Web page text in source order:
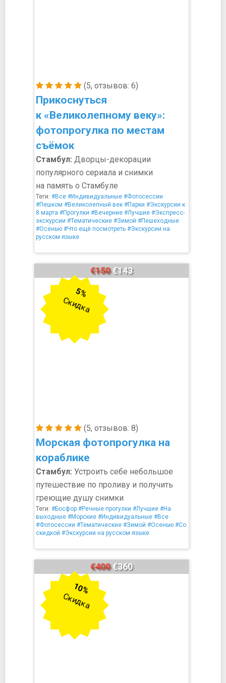
(5, отзывов: 6)
Прикоснуться
к «Великолепному веку»:
фотопрогулка по местам
съёмок
Стамбул: Дворцы-декорации
популярного сериала и снимки
на память о Стамбуле
Теги: #Все #Индивидуальные #Фотосессии
#Пешком #Великолепный век #Парки #Экскурсии к
8 марта #Прогулки #Вечерние #Лучшие #Экспресс-
экскурсии #Тематические #Зимой #Пешеходные
#Осенью #Что ещё посмотреть #Экскурсии на
русском языке
(5, отзывов: 8)
Морская фотопрогулка на
кораблике
€150€143
5%
Скидка
Стамбул: Устроить себе небольшое
путешествие по проливу и получить
греющие душу снимки
Теги: #Босфор #Речные прогулки #Лучшие #На
выходные #Морские #Индивидуальные #Все
#Фотосессии #Тематические #Зимой #Осенью #Со
скидкой #Экскурсии на русском языке
€400€360
10%
Скидка